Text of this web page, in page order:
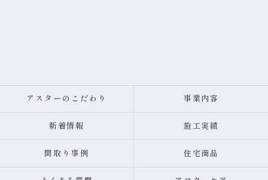
アスターのこだわり 事業内容
新着情報 施工実績
間取り事例 住宅商品